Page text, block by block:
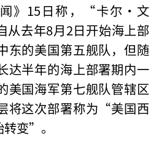
》15日称，“卡尔·文
去年8月2日开始海上部
东的美国第五舰队，但随
达半年的海上部署期内一
美国海军第七舰队管辖区
将这次部署称为“美国西
变”。